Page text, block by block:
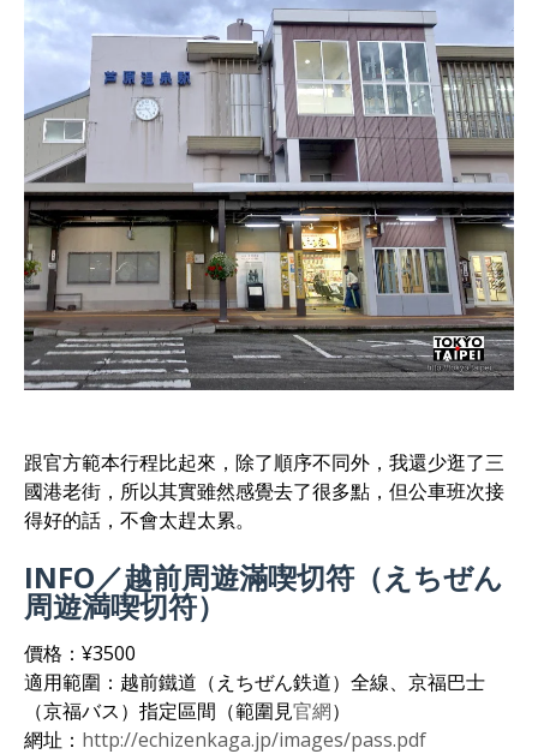
跟官方範本行程比起來，除了順序不同外，我還少逛了三
國港老街，所以其實雖然感覺去了很多點，但公車班次接
得好的話，不會太趕太累。
INFO／越前周遊滿喫切符（えちぜん
周遊満喫切符）
價格：¥3500
適用範圍：越前鐵道（えちぜん鉄道）全線、京福巴士
（京福バス）指定區間（範圍見官網）
網址： http://echizenkaga.jp/images/pass.pdf